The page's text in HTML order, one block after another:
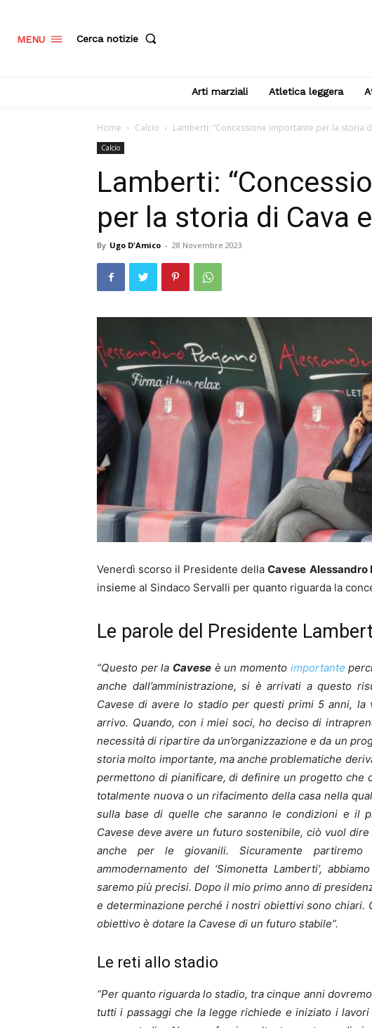
MENU Cerca notizie
Arti marziali Atletica leggera
Home Calcio Lamberti: “Concessione importante per la storia
Calcio
Lamberti:
per la storia di Cava
By Ugo D'Amico - 28 Novembre 2023
Venerdì scorso il Presidente dellaCavese Alessandro
insieme al Sindaco Servalli per quanto riguarda la
Le parole del Presidente
“Questo per la Cavese è un momento importante
anche dall’amministrazione, si è arrivati a questo
Cavese di avere lo stadio per questi primi 5 anni,
arrivo. Quando, con i miei soci, ho deciso di
necessità di ripartire da un’organizzazione e da un
storia molto importante, ma anche problematiche
permettono di pianificare, di definire un progetto che
totalmente nuova o un rifacimento della casa nella
sulla base di quelle che saranno le condizioni e il
Cavese deve avere un futuro sostenibile, ciò vuol
anche per le giovanili. Sicuramente
ammodernamento del ‘Simonetta Lamberti’,
saremo più precisi. Dopo il mio primo anno di
e determinazione perché i nostri obiettivi sono chiari.
obiettivo è dotare la Cavese di un futuro stabile”.
Le reti allo stadio
“Per quanto riguarda lo stadio, tra cinque anni
tutti i passaggi che la legge richiede e iniziato i